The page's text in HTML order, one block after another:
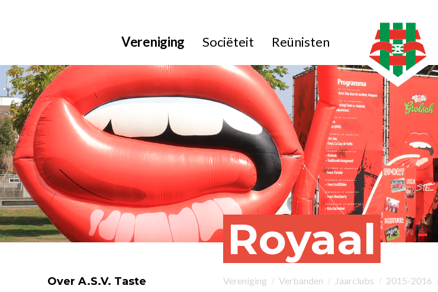
Vereniging Sociëteit Reünisten
Over A.S.V. Taste
Royaal
Vereniging Verbanden Jaarclubs 2015-2016